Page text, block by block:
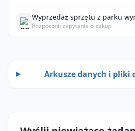
Wyprzedaż sprzętu z parku
Rozpocznij zapytanie o zakup
Arkusze danych i pliki